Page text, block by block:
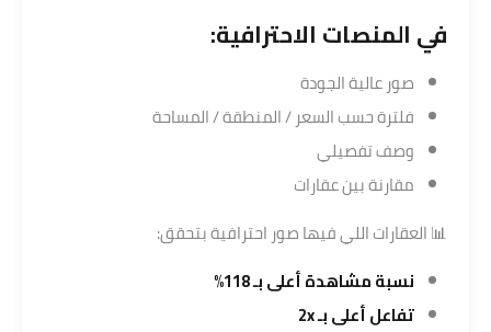
في المنصات الاحترافية:
صور عالية الجودة
فلترة حسب السعر / المنطقة / المساحة
وصف تفصيلي
مقارنة بين عقارات
📊 العقارات اللي فيها صور احترافية بتحقق:
نسبة مشاهدة أعلى بـ 118%
تفاعل أعلى بـ 2x